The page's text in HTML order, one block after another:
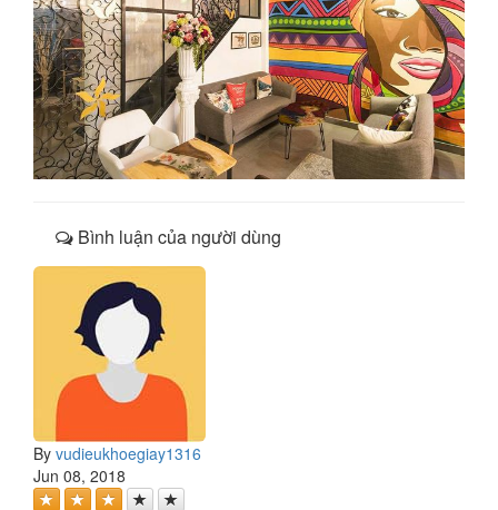
Bình luận của người dùng
By vudieukhoegiay1316
Jun 08, 2018